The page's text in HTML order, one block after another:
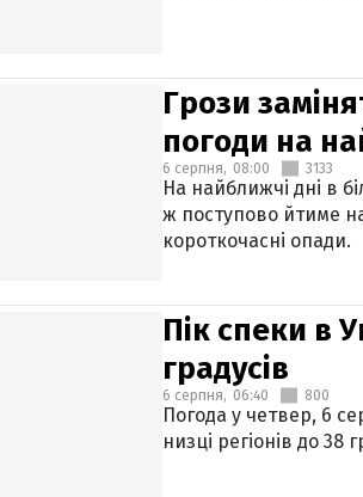
Грози
погоди на
6 серпня, 08:00 3133
На найближчі дні в
ж поступово йтиме
короткочасні опади.
Пік спеки в
градусів
6 серпня, 06:40 800
Погода у четвер, 6
низці регіонів до 38